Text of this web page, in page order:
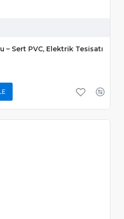
– Sert PVC, Elektrik Tesisatı